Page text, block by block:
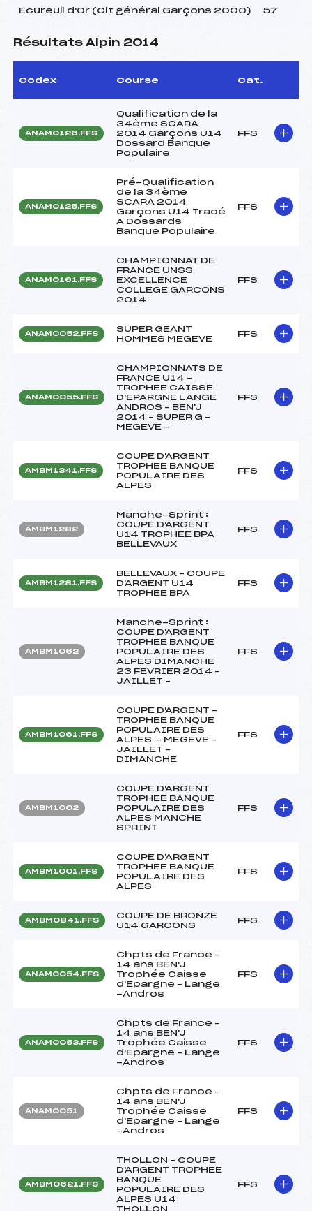
Ecureuil d'Or (Clt général Garçons 2000) 57
Résultats Alpin 2014
Codex Course Cat.
ANAM0126.FFS
Qualification de la
34ème SCARA
2014 Garçons U14
Dossard Banque
Populaire
FFS
ANAM0125.FFS
Pré-Qualification
de la 34ème
SCARA 2014
Garçons U14 Tracé
A Dossards
Banque Populaire
FFS
ANAM0161.FFS
CHAMPIONNAT DE
FRANCE UNSS
EXCELLENCE
COLLEGE GARCONS
2014
FFS
ANAM0052.FFS
SUPER GEANT
HOMMES MEGEVE
FFS
ANAM0055.FFS
CHAMPIONNATS DE
FRANCE U14 –
TROPHEE CAISSE
D'EPARGNE LANGE
ANDROS – BEN'J
2014 – SUPER G –
MEGEVE –
FFS
AMBM1341.FFS
COUPE D'ARGENT
TROPHEE BANQUE
POPULAIRE DES
ALPES
FFS
AMBM1282
Manche-Sprint :
COUPE D'ARGENT
U14 TROPHEE BPA
BELLEVAUX
FFS
AMBM1281.FFS
BELLEVAUX – COUPE
D'ARGENT U14
TROPHEE BPA
FFS
AMBM1062
Manche-Sprint :
COUPE D'ARGENT
TROPHEE BANQUE
POPULAIRE DES
ALPES DIMANCHE
23 FEVRIER 2014 –
JAILLET –
FFS
AMBM1061.FFS
COUPE D'ARGENT –
TROPHEE BANQUE
POPULAIRE DES
ALPES — MEGEVE –
JAILLET –
DIMANCHE
FFS
AMBM1002
COUPE D'ARGENT
TROPHEE BANQUE
POPULAIRE DES
ALPES MANCHE
SPRINT
FFS
AMBM1001.FFS
COUPE D'ARGENT
TROPHEE BANQUE
POPULAIRE DES
ALPES
FFS
AMBM0841.FFS
COUPE DE BRONZE
U14 GARCONS
FFS
ANAM0054.FFS
Chpts de France –
14 ans BEN'J
Trophée Caisse
d'Epargne – Lange
-Andros
FFS
ANAM0053.FFS
Chpts de France –
14 ans BEN'J
Trophée Caisse
d'Epargne – Lange
-Andros
FFS
ANAM0051
Chpts de France –
14 ans BEN'J
Trophée Caisse
d'Epargne – Lange
-Andros
FFS
AMBM0621.FFS
THOLLON – COUPE
D'ARGENT TROPHEE
BANQUE
POPULAIRE DES
ALPES U14
THOLLON
FFS